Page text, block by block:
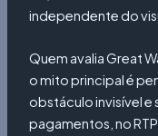
independente do
Quem avalia Great
o mito principal é
obstáculo invisível e
pagamentos, no